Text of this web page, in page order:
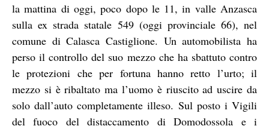
la mattina di oggi, poco dopo le 11, in valle Anzasca
sulla ex strada statale 549 (oggi provinciale 66), nel
comune di Calasca Castiglione. Un automobilista ha
perso il controllo del suo mezzo che ha sbattuto contro
le protezioni che per fortuna hanno retto l’urto; il
mezzo si è ribaltato ma l’uomo è riuscito ad uscire da
solo dall’auto completamente illeso. Sul posto i Vigili
del fuoco del distaccamento di Domodossola e i